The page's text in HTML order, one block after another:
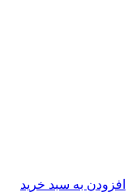
افزودن به سبد خرید